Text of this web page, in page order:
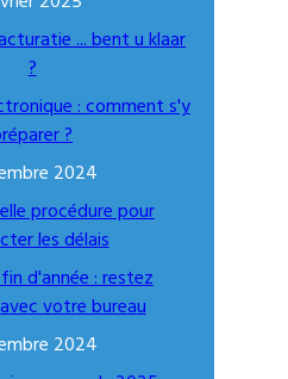
... bent u klaar
?
: comment s'y
?
2024
procédure pour
les délais
d'année : restez
votre bureau
2024